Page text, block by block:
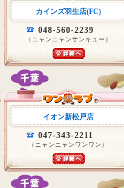
カインズ羽生店(FC)
048-560-2239
（ニャンニャンサンキュー）
イオン新松戸店
047-343-2211
（ニャンニャンワンワン）